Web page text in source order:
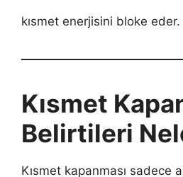
kısmet enerjisini bloke eder.
Kısmet
Belirtileri
Kısmet kapanması sadece